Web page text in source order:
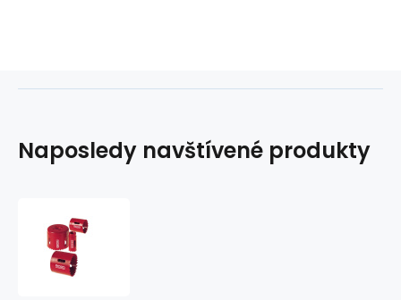
Naposledy navštívené produkty